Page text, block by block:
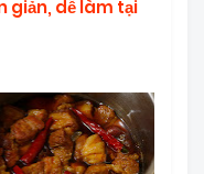
dễ làm tại